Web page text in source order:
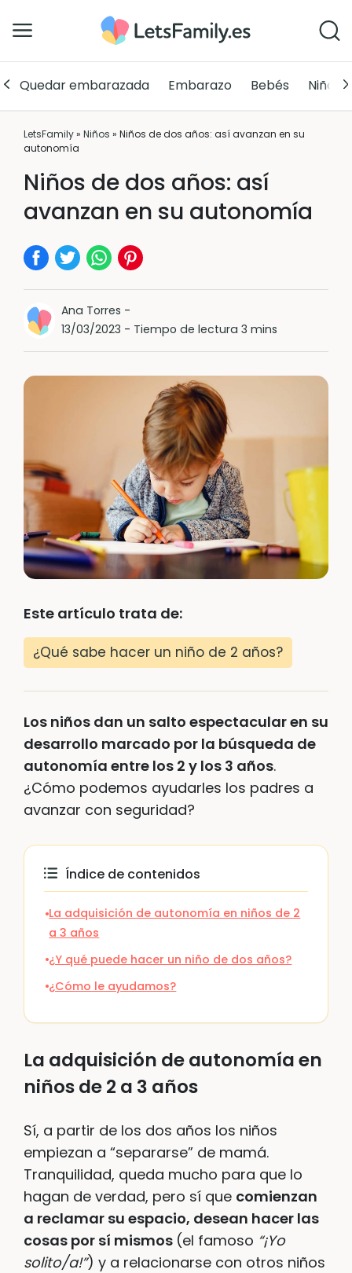
Quedar embarazada Embarazo Bebés Niños
LetsFamily» Niños » Niños de dos años: así avanzan en su
autonomía
Niños de dos años: así
avanzan en su autonomía
Ana Torres -
13/03/2023 - Tiempo de lectura 3 mins
Este artículo trata de:
¿Qué sabe hacer un niño de 2 años?
Los niños dan un salto espectacular en su
desarrollo marcado por la búsqueda de
autonomía entre los 2 y los 3 años.
¿Cómo podemos ayudarles los padres a
avanzar con seguridad?
Índice de contenidos
La adquisición de autonomía en niños de 2
a 3 años
¿Y qué puede hacer un niño de dos años?
¿Cómo le ayudamos?
La adquisición de autonomía en
niños de 2 a 3 años
Sí, a partir de los dos años los niños
empiezan a “separarse” de mamá.
Tranquilidad, queda mucho para que lo
hagan de verdad, pero sí que comienzan
a reclamar su espacio, desean hacer las
cosas por sí mismos (el famoso “¡Yo
solito/a!”) y a relacionarse con otros niños